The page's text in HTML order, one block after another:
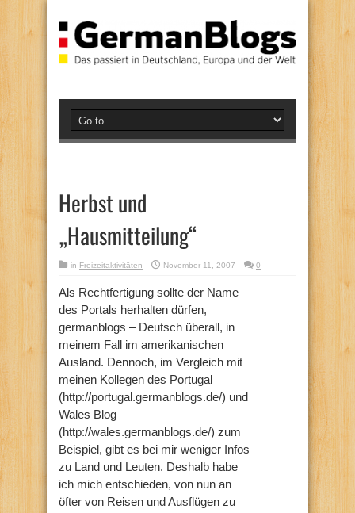
Herbst und
„Hausmitteilung“
in Freizeitaktivitäten November 11, 2007 0
Als Rechtfertigung sollte der Name
des Portals herhalten dürfen,
germanblogs – Deutsch überall, in
meinem Fall im amerikanischen
Ausland. Dennoch, im Vergleich mit
meinen Kollegen des Portugal
(http://portugal.germanblogs.de/) und
Wales Blog
(http://wales.germanblogs.de/) zum
Beispiel, gibt es bei mir weniger Infos
zu Land und Leuten. Deshalb habe
ich mich entschieden, von nun an
öfter von Reisen und Ausflügen zu